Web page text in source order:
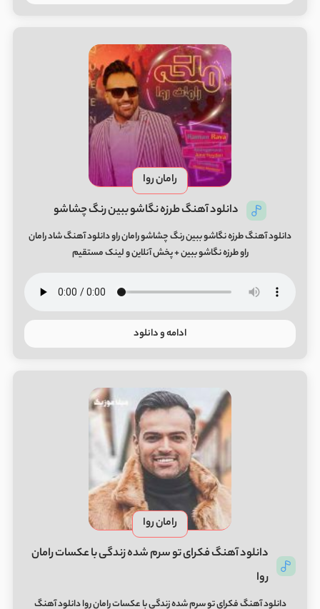
رامان روا
دانلود آهنگ طرزه نگاشو ببین رنگ چشاشو
دانلود آهنگ طرزه نگاشو ببین رنگ چشاشو رامان راو دانلود آهنگ شاد رامان
راو طرزه نگاشو ببین + پخش آنلاین و لینک مستقیم
ادامه و دانلود
رامان روا
دانلود آهنگ فکرای تو سرم شده زندگی با عکسات رامان
روا
دانلود آهنگ فکرای تو سرم شده زندگی با عکسات رامان روا دانلود آهنگ